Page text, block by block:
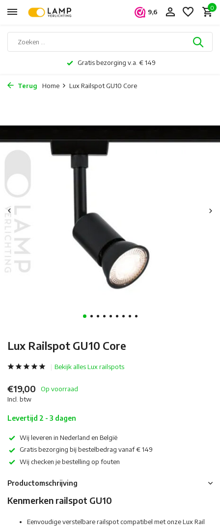
9,6
0
Gratis bezorging v.a. € 149
Terug Home Lux Railspot GU10 Core
Lux Railspot GU10 Core
Bekijk alles Lux railspots
€19,00
Op voorraad
Incl. btw
Levertijd 2 - 3 dagen
Wij leveren in Nederland en België
Gratis bezorging bij bestelbedrag vanaf € 149
Wij checken je bestelling op fouten
Productomschrijving
Kenmerken railspot GU10
Eenvoudige verstelbare railspot compatibel met onze Lux Rail